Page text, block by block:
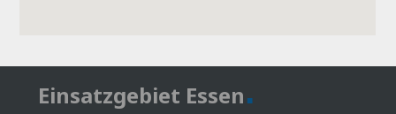
Einsatzgebiet Essen.